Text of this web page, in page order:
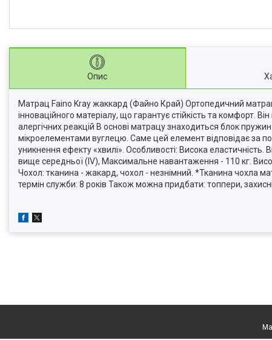
Опис
Матрац Faino Kray жаккард (Файно Край) Ортопедичний
інноваційного матеріалу, що гарантує стійкість та комфорт.
алергічних реакцій В основі матрацу знаходиться блок
мікроелементами вуглецю. Саме цей елемент відповідає за
уникнення ефекту «хвилі». Особливості: Висока еластичність.
вище середньої (IV), Максимальне навантаження - 110 кг.
Чохол: тканина - жакард, чохол - незнімний. *Тканина чохла
термін служби: 8 років Також можна придбати: топпери,